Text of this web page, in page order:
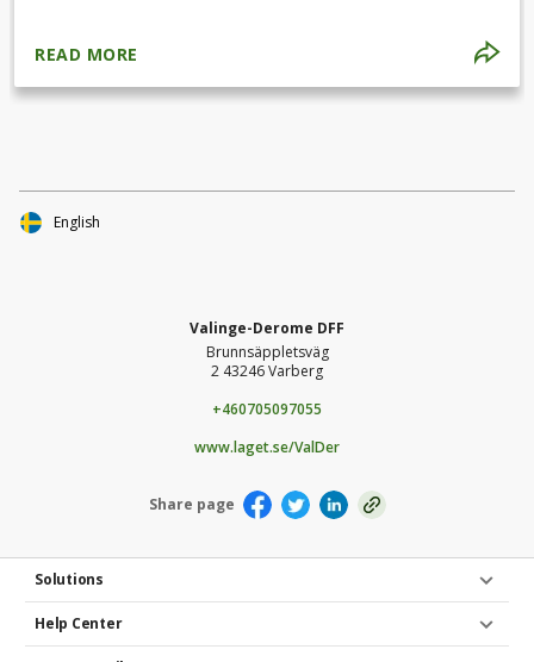
inverkan. Vår vision är att alla ska ha roligt och få vara en del
i den härliga gemenskapen där alla står upp för varandra. Vi
inom kort knackar på dörren till seniorspel. Varmt
välkommen och till våra fina anläggningar i Derome och
Valinge för att heja fram tjejerna.
READ MORE
Valinge-Derome DFF
Brunnsäppletsväg
2 43246 Varberg
+460705097055
www.laget.se/ValDer
Share page
Solutions
Help Center
English